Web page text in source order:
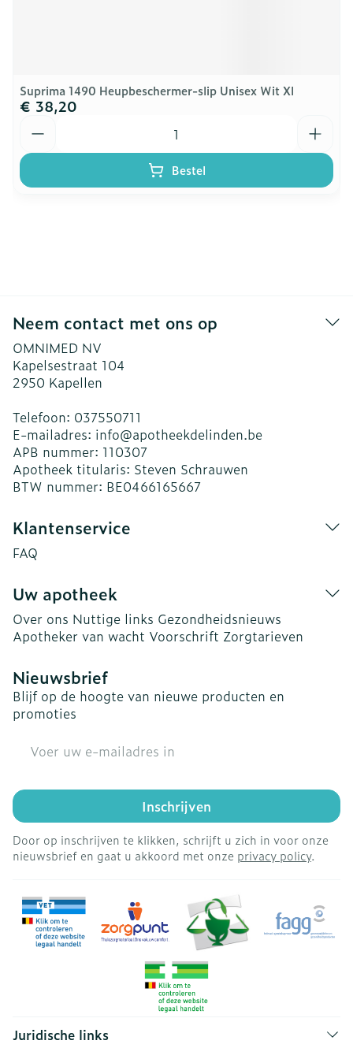
Suprima 1490 Heupbeschermer-slip Unisex Wit Xl
€ 38,20
Bestel
Neem contact met ons op
OMNIMED NV
Kapelsestraat 104
2950 Kapellen
Telefoon: 037550711
E-mailadres: info@apotheekdelinden.be
APB nummer: 110307
Apotheek titularis: Steven Schrauwen
BTW nummer: BE0466165667
Klantenservice
FAQ
Uw apotheek
Over ons Nuttige links Gezondheidsnieuws
Apotheker van wacht Voorschrift Zorgtarieven
Nieuwsbrief
Blijf op de hoogte van nieuwe producten en
promoties
Inschrijven
Door op inschrijven te klikken, schrijft u zich in voor onze
nieuwsbrief en gaat u akkoord met onze privacy policy.
Juridische links